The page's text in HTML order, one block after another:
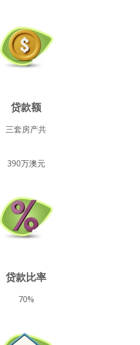
贷款额
三套房产共
390万澳元
贷款比率
70%